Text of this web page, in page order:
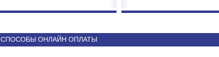
СПОСОБЫ ОНЛАЙН ОПЛАТЫ